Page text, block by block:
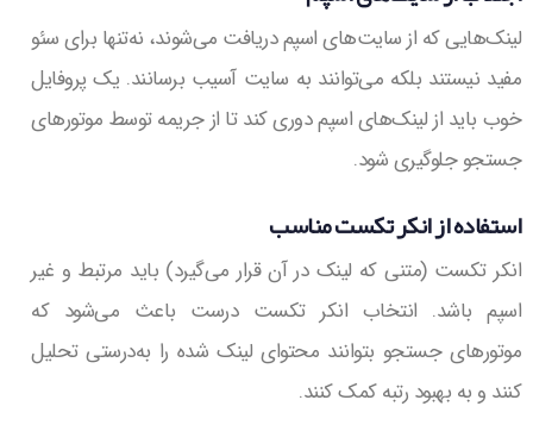
لینک‌هایی که از سایت‌های اسپم دریافت می‌شوند، نه‌تنها برای سئو
مفید نیستند بلکه می‌توانند به سایت آسیب برسانند. یک پروفایل
خوب باید از لینک‌های اسپم دوری کند تا از جریمه توسط موتورهای
جستجو جلوگیری شود.
استفاده از انکر تکست مناسب
انکر تکست (متنی که لینک در آن قرار می‌گیرد) باید مرتبط و غیر
اسپم باشد. انتخاب انکر تکست درست باعث می‌شود که
موتورهای جستجو بتوانند محتوای لینک شده را به‌درستی تحلیل
کنند و به بهبود رتبه کمک کنند.